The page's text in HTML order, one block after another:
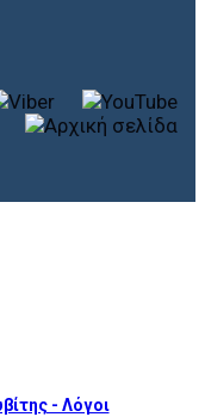
- Λόγοι